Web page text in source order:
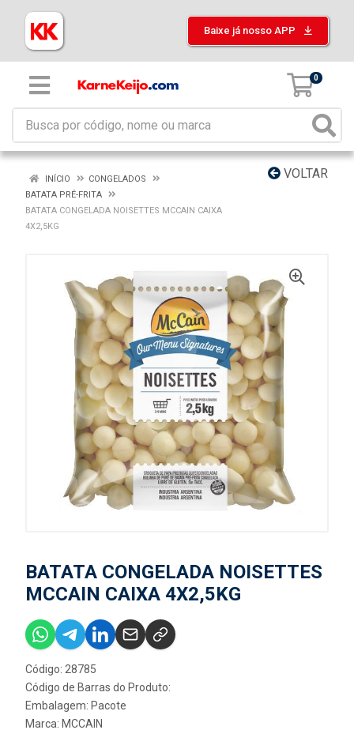
Baixe já nosso APP
0
VOLTAR
INÍCIO
CONGELADOS
BATATA PRÉ-FRITA
BATATA CONGELADA NOISETTES MCCAIN CAIXA
4X2,5KG
BATATA CONGELADA NOISETTES
MCCAIN CAIXA 4X2,5KG
Código: 28785
Código de Barras do Produto:
Embalagem: Pacote
Marca: MCCAIN